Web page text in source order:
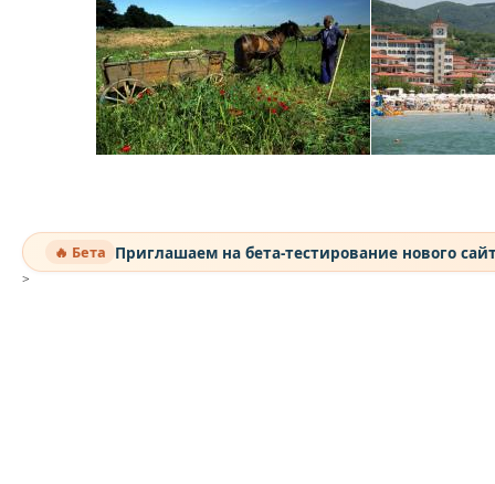
🔥 Бета Приглашаем на бета-тестирование нового
>